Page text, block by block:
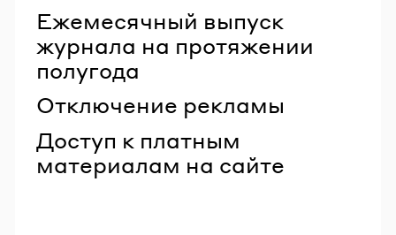
Ежемесячный выпуск
журнала на протяжении
полугода
Отключение рекламы
Доступ к платным
материалам на сайте